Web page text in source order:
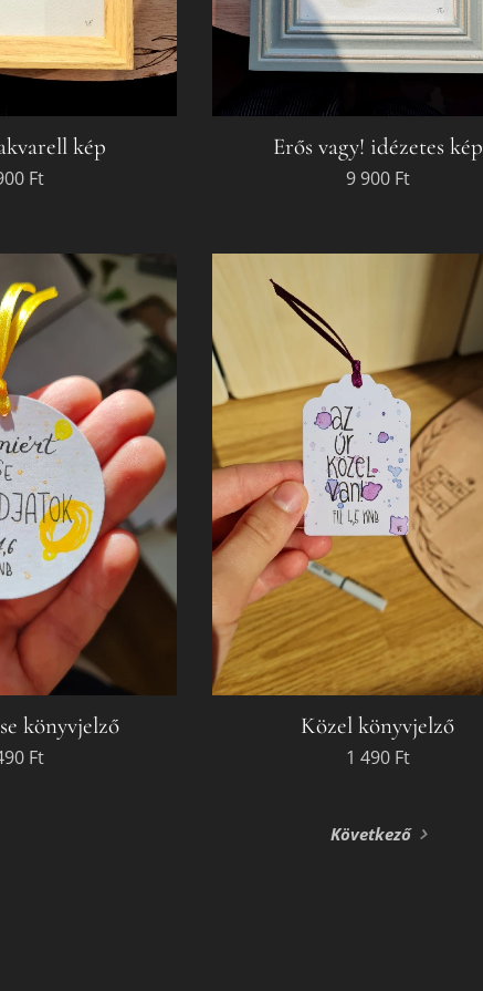
kép
Ft
Erős vagy! idézetes kép
9 900Ft
könyvjelző
Ft
Közel könyvjelző
1 490Ft
Következő